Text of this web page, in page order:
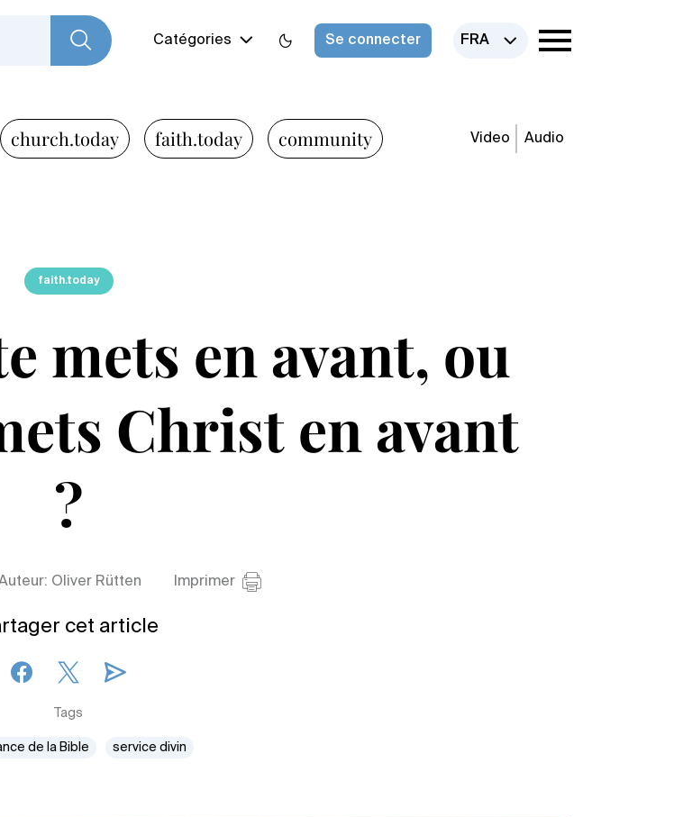
Catégories Se connecter FRA
church.today faith.today community Video Audio
faith.today
mets en avant, ou
Christ en avant
?
Oliver Rütten Imprimer
cet article
Tags
de la Bible service divin